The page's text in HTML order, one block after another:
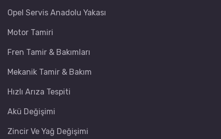
Opel Servis Anadolu Yakası
Motor Tamiri
Fren Tamir & Bakımları
Mekanik Tamir & Bakım
Hızlı Arıza Tespiti
Akü Değişimi
Zincir Ve Yağ Değişimi